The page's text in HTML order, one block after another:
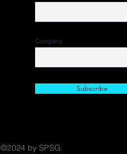
Company
Subscribe
©2024 by SPSG.